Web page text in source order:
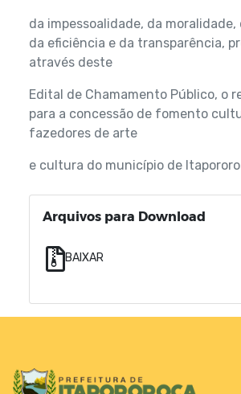
da impessoalidade, da
da eficiência e da transparência,
através deste
Edital de Chamamento Público, o
para a concessão de fomento
fazedores de arte
e cultura do município de
Arquivos para Download
BAIXAR